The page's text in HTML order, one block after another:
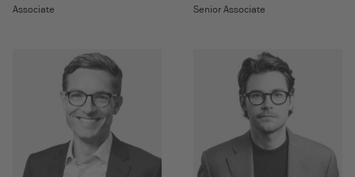
Associate
Senior Associate